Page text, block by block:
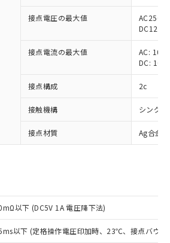
接点電圧の最大値
AC250V
DC125V
接点電流の最大値
AC: 10A
DC: 10A
接点構成 2c
接触機構 シングル
接点材質 Ag合金
以下 (DC5V 1A 電圧降下法)
以下 (定格操作電圧印加時、23℃、接点バウン
EU RoHS指令（10物質）の
た製品が提供可能な商品で